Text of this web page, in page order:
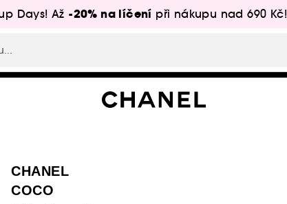
Days! Až -20% na líčení při nákupu nad 690 Kč!
CHANEL
COCO